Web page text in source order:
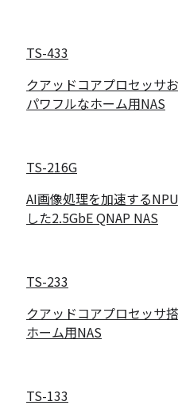
TS-433
クアッドコアプロセッサ
パワフルなホーム用NAS
TS-216G
AI画像処理を加速する
した2.5GbE QNAP NAS
TS-233
クアッドコアプロセッサ
ホーム用NAS
TS-133